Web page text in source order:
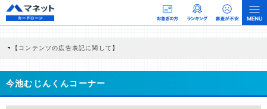
【コンテンツの広告表記に関して】
商品を根拠なくPRするものではなく、当編集部の調査／ユーザーへの口コミ収集な
どに基づき、公平性を担保した情報提供を行っています。
>提携企業一覧
今池むじんくんコーナー